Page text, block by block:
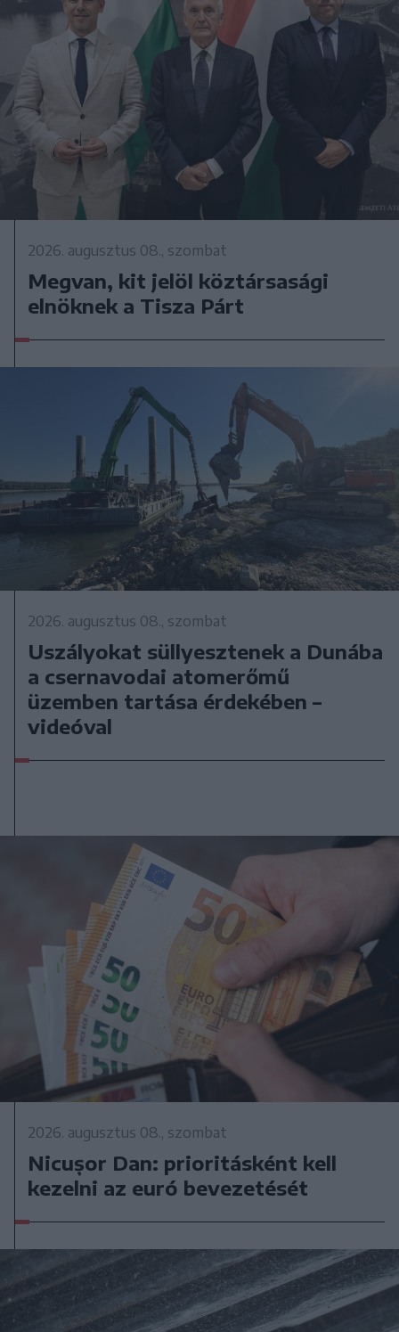
2026. augusztus 08., szombat
Megvan, kit jelöl köztársasági
elnöknek a Tisza Párt
2026. augusztus 08., szombat
Uszályokat süllyesztenek a Dunába
a csernavodai atomerőmű
üzemben tartása érdekében –
videóval
2026. augusztus 08., szombat
Nicușor Dan: prioritásként kell
kezelni az euró bevezetését